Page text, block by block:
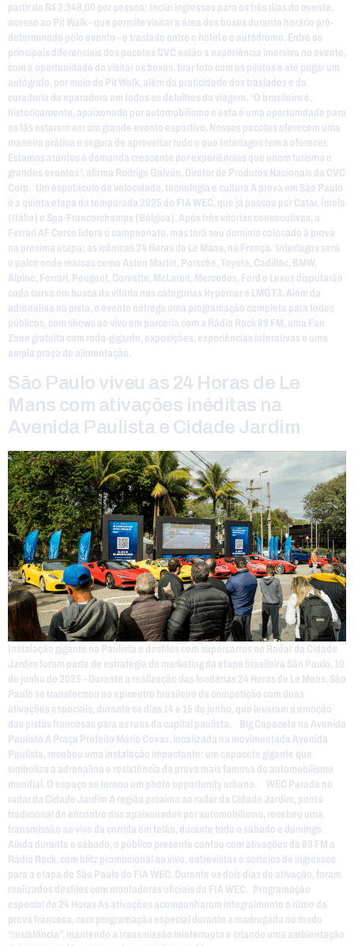
partir de R$ 2.348,00 por pessoa: Inclui ingressos para os três dias do evento,
acesso ao Pit Walk – que permite visitar a área dos boxes durante horário pré-
determinado pelo evento – e traslado entre o hotel e o autódromo. Entre os
principais diferenciais dos pacotes CVC estão a experiência imersiva no evento,
com a oportunidade de visitar os boxes, tirar foto com os pilotos e até pegar um
autógrafo, por meio do Pit Walk, além da praticidade dos traslados e da
curadoria da operadora em todos os detalhes da viagem. “O brasileiro é,
historicamente, apaixonado por automobilismo e esta é uma oportunidade para
os fãs estarem em um grande evento esportivo. Nossos pacotes oferecem uma
maneira prática e segura de aproveitar tudo o que Interlagos tem a oferecer.
Estamos atentos à demanda crescente por experiências que unem turismo e
grandes eventos”, afirma Rodrigo Galvão, Diretor de Produtos Nacionais da CVC
Corp. Um espetáculo de velocidade, tecnologia e cultura A prova em São Paulo
é a quinta etapa da temporada 2025 do FIA WEC, que já passou por Catar, Ímola
(Itália) e Spa-Francorchamps (Bélgica). Após três vitórias consecutivas, a
Ferrari AF Corse lidera o campeonato, mas terá seu domínio colocado à prova
na próxima etapa: as icônicas 24 Horas de Le Mans, na França. Interlagos será
o palco onde marcas como Aston Martin, Porsche, Toyota, Cadillac, BMW,
Alpine, Ferrari, Peugeot, Corvette, McLaren, Mercedes, Ford e Lexus disputarão
cada curva em busca da vitória nas categorias Hypercar e LMGT3. Além da
adrenalina na pista, o evento entrega uma programação completa para todos
públicos, com shows ao vivo em parceria com a Rádio Rock 89 FM, uma Fan
Zone gratuita com roda-gigante, exposições, experiências interativas e uma
ampla praça de alimentação.
São Paulo viveu as 24 Horas de Le
Mans com ativações inéditas na
Avenida Paulista e Cidade Jardim
Instalação gigante na Paulista e desfiles com supercarros no Radar da Cidade
Jardim foram parte de estratégia de marketing da etapa brasileira São Paulo, 10
de junho de 2025 – Durante a realização das lendárias 24 Horas de Le Mans, São
Paulo se transformou no epicentro brasileiro da competição com duas
ativações especiais, durante os dias 14 e 15 de junho, que levaram a emoção
das pistas francesas para as ruas da capital paulista. Big Capacete na Avenida
Paulista A Praça Prefeito Mário Covas, localizada na movimentada Avenida
Paulista, recebeu uma instalação impactante: um capacete gigante que
simboliza a adrenalina e resistência da prova mais famosa do automobilismo
mundial. O espaço se tornou um photo opportunity urbano. WEC Parade no
radar da Cidade Jardim A região próxima ao radar da Cidade Jardim, ponto
tradicional de encontro dos apaixonados por automobilismo, recebeu uma
transmissão ao vivo da corrida em telão, durante todo o sábado e domingo.
Ainda durante o sábado, o público presente contou com ativações da 89 FM a
Rádio Rock, com blitz promocional ao vivo, entrevistas e sorteios de ingressos
para a etapa de São Paulo do FIA WEC. Durante os dois dias de ativação, foram
realizados desfiles com montadoras oficiais do FIA WEC. Programação
especial de 24 Horas As ativações acompanharam integralmente o ritmo da
prova francesa, com programação especial durante a madrugada no modo
“resistência”, mantendo a transmissão ininterrupta e criando uma ambientação